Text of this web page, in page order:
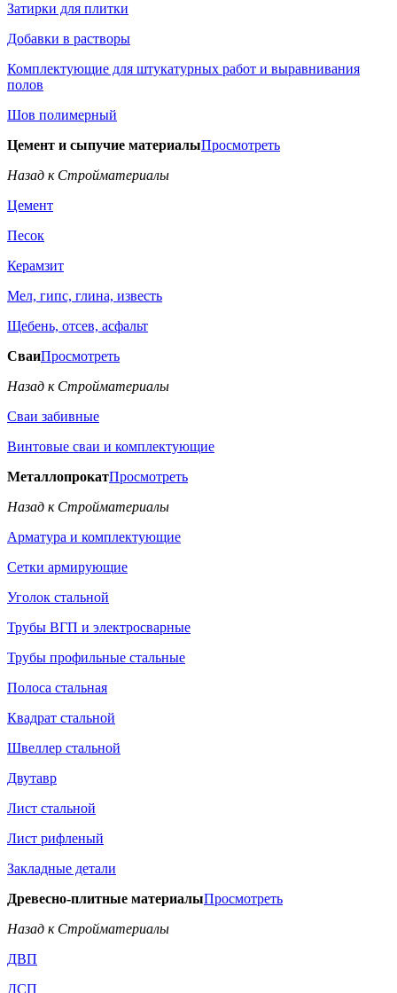
Затирки для плитки
Добавки в растворы
Комплектующие для штукатурных работ и выравнивания
полов
Шов полимерный
Цемент и сыпучие материалыПросмотреть
Назад к Стройматериалы
Цемент
Песок
Керамзит
Мел, гипс, глина, известь
Щебень, отсев, асфальт
СваиПросмотреть
Назад к Стройматериалы
Сваи забивные
Винтовые сваи и комплектующие
МеталлопрокатПросмотреть
Назад к Стройматериалы
Арматура и комплектующие
Сетки армирующие
Уголок стальной
Трубы ВГП и электросварные
Трубы профильные стальные
Полоса стальная
Квадрат стальной
Швеллер стальной
Двутавр
Лист стальной
Лист рифленый
Закладные детали
Древесно-плитные материалыПросмотреть
Назад к Стройматериалы
ДВП
ДСП